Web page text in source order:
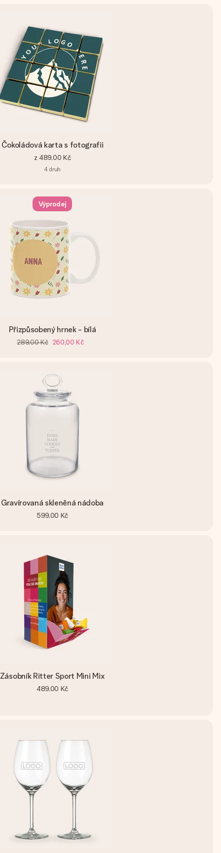
Čokoládová karta s fotografii
z 489,00 Kč
4 druh
Výprodej
Přizpůsobený hrnek - bílá
289,00 Kč 260,00 Kč
Gravírovaná skleněná nádoba
599,00 Kč
Zásobník Ritter Sport Mini Mix
489,00 Kč